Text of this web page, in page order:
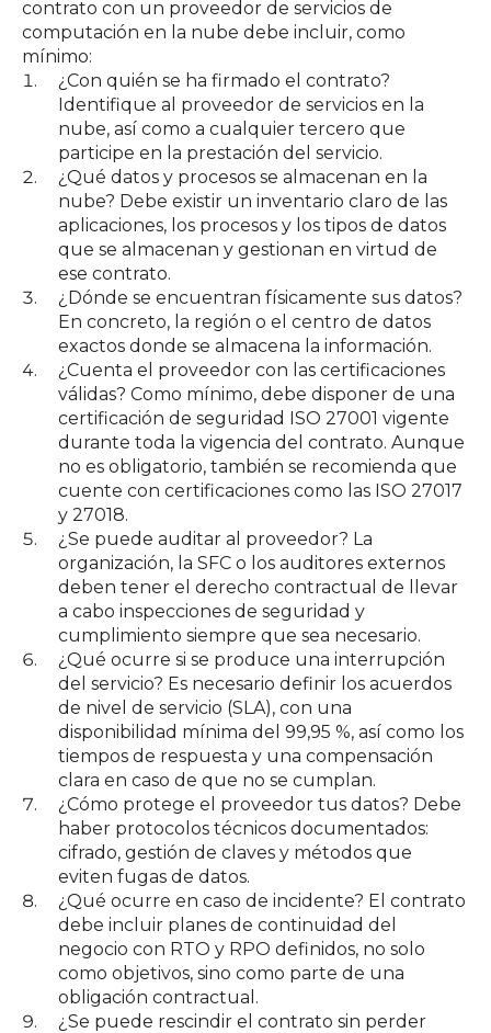
contrato con un proveedor de servicios de
computación en la nube debe incluir, como
mínimo:
¿Con quién se ha firmado el contrato?
Identifique al proveedor de servicios en la
nube, así como a cualquier tercero que
participe en la prestación del servicio.
¿Qué datos y procesos se almacenan en la
nube? Debe existir un inventario claro de las
aplicaciones, los procesos y los tipos de datos
que se almacenan y gestionan en virtud de
ese contrato.
¿Dónde se encuentran físicamente sus datos?
En concreto, la región o el centro de datos
exactos donde se almacena la información.
¿Cuenta el proveedor con las certificaciones
válidas? Como mínimo, debe disponer de una
certificación de seguridad ISO 27001 vigente
durante toda la vigencia del contrato. Aunque
no es obligatorio, también se recomienda que
cuente con certificaciones como las ISO 27017
y 27018.
¿Se puede auditar al proveedor? La
organización, la SFC o los auditores externos
deben tener el derecho contractual de llevar
a cabo inspecciones de seguridad y
cumplimiento siempre que sea necesario.
¿Qué ocurre si se produce una interrupción
del servicio? Es necesario definir los acuerdos
de nivel de servicio (SLA), con una
disponibilidad mínima del 99,95 %, así como los
tiempos de respuesta y una compensación
clara en caso de que no se cumplan.
¿Cómo protege el proveedor tus datos? Debe
haber protocolos técnicos documentados:
cifrado, gestión de claves y métodos que
eviten fugas de datos.
¿Qué ocurre en caso de incidente? El contrato
debe incluir planes de continuidad del
negocio con RTO y RPO definidos, no solo
como objetivos, sino como parte de una
obligación contractual.
¿Se puede rescindir el contrato sin perder